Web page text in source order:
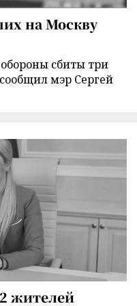
на Москву
сбиты три
мэр Сергей
жителей